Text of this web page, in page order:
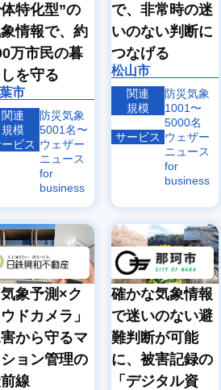
エ
ア
ラ
イ
ン
気
象
ヘリ
コプ
ー・
小型
機気
特化型”の
情報で、約
万市民の暮
を守る
市
関連
防災気象
規模
5001名〜
ビス ウェザー
ニュース
for
business
で、非常時の迷
いのない判断に
つなげる
松山市
関連
防災気象
規模
1001〜
5000名
サービス ウェザー
ニュース
for
business
気象予測×ク
ドカメラ」
から守るマ
ョン管理の
線
確かな気象情報
で迷いのない避
難判断が可能
に、被害記録の
「デジタル資